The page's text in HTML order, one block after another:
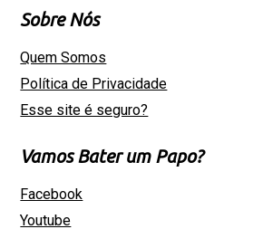
Sobre Nós
Quem Somos
Política de Privacidade
Esse site é seguro?
Vamos Bater um Papo?
Facebook
Youtube